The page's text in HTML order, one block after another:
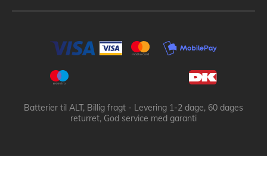
Batterier til ALT, Billig fragt - Levering 1-2 dage, 60 dages
returret, God service med garanti